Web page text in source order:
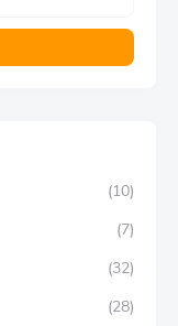
(10)
(7)
(32)
(28)